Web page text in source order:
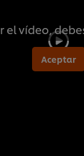
el vídeo,
Aceptar